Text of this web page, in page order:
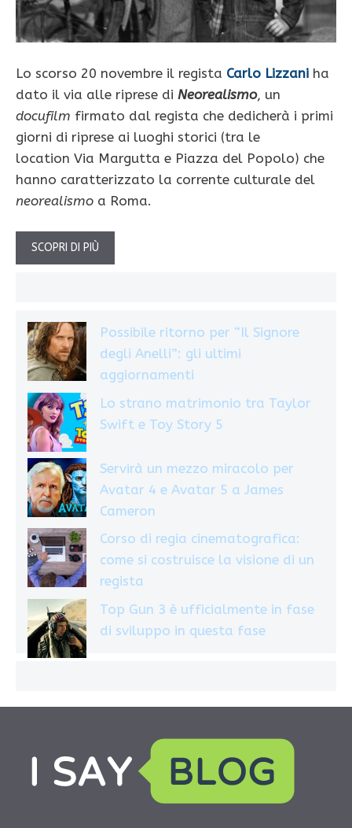
Lo scorso 20 novembre il regista Carlo Lizzani ha
dato il via alle riprese di Neorealismo, un
docufilm firmato dal regista che dedicherà i primi
giorni di riprese ai luoghi storici (tra le
location Via Margutta e Piazza del Popolo) che
hanno caratterizzato la corrente culturale del
neorealismo a Roma.
SCOPRI DI PIÙ
Possibile ritorno per “Il Signore
degli Anelli”: gli ultimi
aggiornamenti
Lo strano matrimonio tra Taylor
Swift e Toy Story 5
Servirà un mezzo miracolo per
Avatar 4 e Avatar 5 a James
Cameron
Corso di regia cinematografica:
come si costruisce la visione di un
regista
Top Gun 3 è ufficialmente in fase
di sviluppo in questa fase